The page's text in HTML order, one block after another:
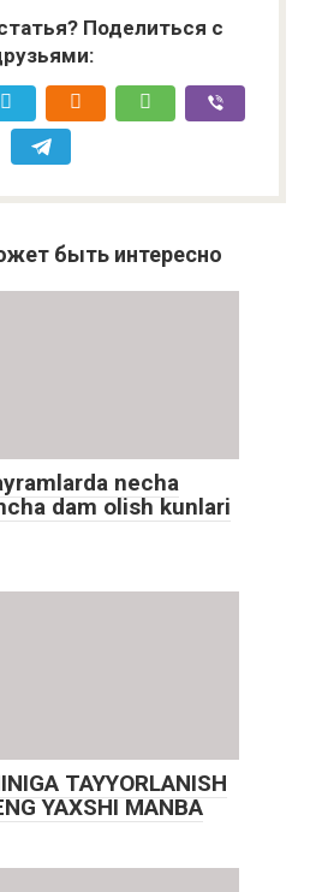
Поделиться с
быть интересно
necha
dam olish kunlari
TAYYORLANISH
YAXSHI MANBA